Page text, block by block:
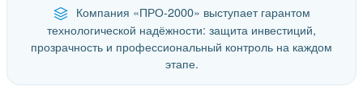
Компания «ПРО-2000» выступает гарантом
технологической надёжности: защита инвестиций,
прозрачность и профессиональный контроль на каждом
этапе.